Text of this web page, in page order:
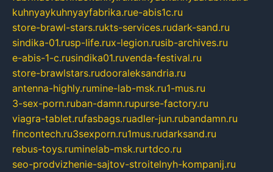
kuhnyaykuhnyayfabrika.rue-abis1c.ru
store-brawl-stars.rukts-services.rudark-sand.ru
sindika-01.rusp-life.rux-legion.rusib-archives.ru
e-abis-1-c.rusindika01.ruvenda-festival.ru
store-brawlstars.rudooraleksandria.ru
antenna-highly.rumine-lab-msk.ru1-mus.ru
3-sex-porn.ruban-damn.rupurse-factory.ru
viagra-tablet.rufasbags.ruadler-jun.rubandamn.ru
fincontech.ru3sexporn.ru1mus.rudarksand.ru
rebus-toys.ruminelab-msk.rurtdco.ru
seo-prodvizhenie-sajtov-stroitelnyh-kompanij.ru